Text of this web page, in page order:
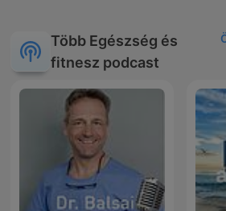
Több Egészség és
fitnesz podcast